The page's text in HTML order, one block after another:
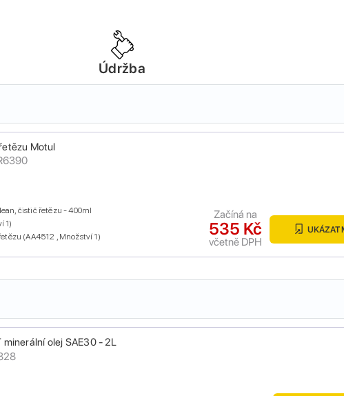
Údržba
Motul
čistič řetězu - 400ml
1)
(AA4512 , Množství 1)
535 Kč
včetně DPH
Začíná na
UKÁZAT
olej SAE30 - 2L